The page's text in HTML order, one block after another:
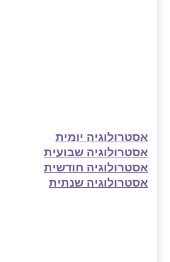
אסטרולוגיה יומית
אסטרולוגיה שבועית
אסטרולוגיה חודשית
אסטרולוגיה שנתית